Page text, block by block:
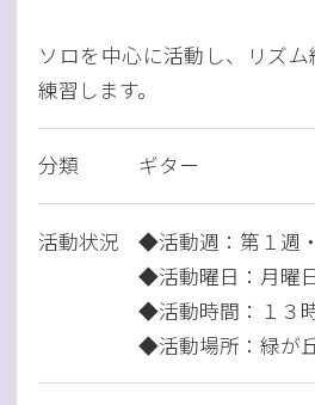
ソロを中心に活動し、リズ
練習します。
分類 ギター
活動状況
◆活動週：第１週
◆活動曜日：月曜
◆活動時間：１３
◆活動場所：緑が